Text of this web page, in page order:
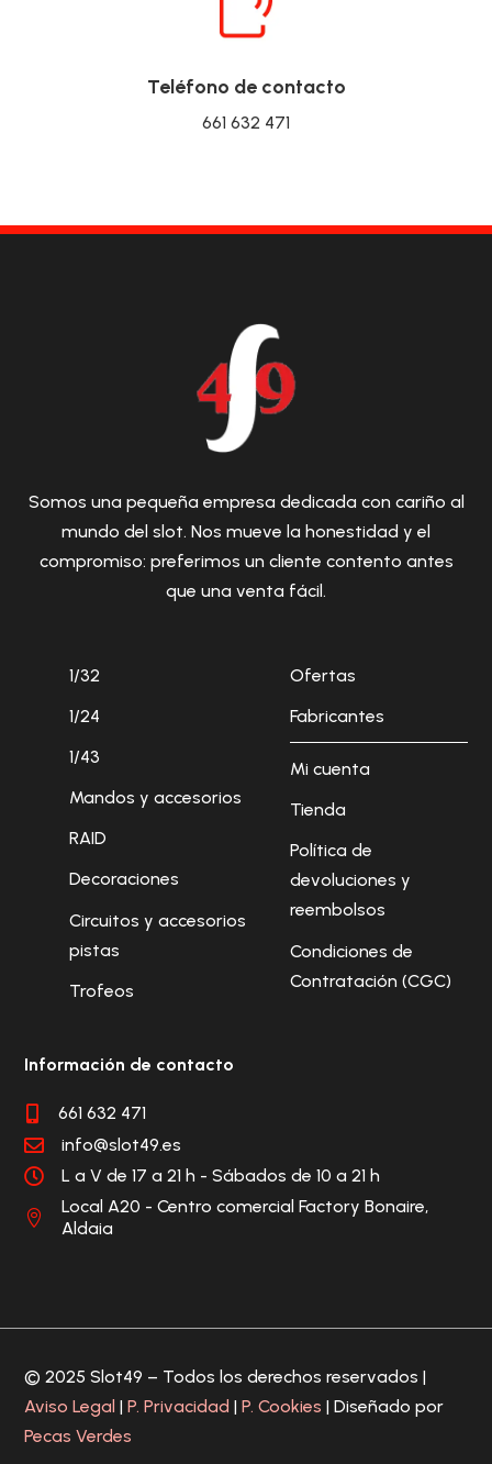
Teléfono de contacto
661 632 471
Somos una pequeña empresa dedicada con cariño al
mundo del slot. Nos mueve la honestidad y el
compromiso: preferimos un cliente contento antes
que una venta fácil.
1/32
1/24
1/43
Mandos y accesorios
RAID
Decoraciones
Circuitos y accesorios
pistas
Trofeos
Ofertas
Fabricantes
Mi cuenta
Tienda
Política de
devoluciones y
reembolsos
Condiciones de
Contratación (CGC)
Información de contacto
 661 632 471
 info@slot49.es
 L a V de 17 a 21 h - Sábados de 10 a 21 h

Local A20 - Centro comercial Factory Bonaire,
Aldaia
© 2025 Slot49 – Todos los derechos reservados |
Aviso Legal |P. Privacidad |P. Cookies | Diseñado por
Pecas Verdes